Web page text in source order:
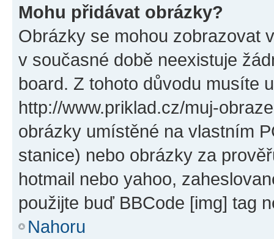
Mohu přidávat obrázky?
Obrázky se mohou zobrazovat
v současné době neexistuje
board. Z tohoto důvodu musíte
http://www.priklad.cz/muj-
obrázky umístěné na vlastním
stanice) nebo obrázky za
hotmail nebo yahoo,
použijte buď BBCode [img] tag
Nahoru